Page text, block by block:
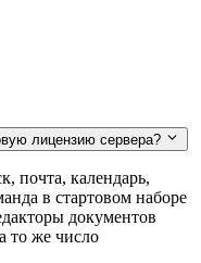
лицензию сервера?
почта, календарь,
в стартовом наборе
документов
то же число